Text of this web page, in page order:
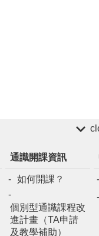
通識開課資訊
如何開課？
個別型通識課程改
進計畫（TA申請
及教學補助）